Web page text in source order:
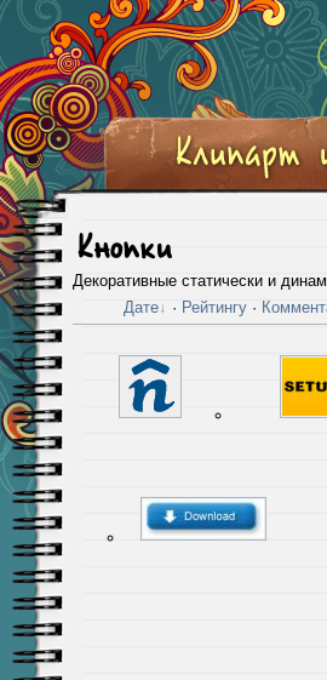
Кнопки
Декоративные статически и
Дате
· Рейтингу ·